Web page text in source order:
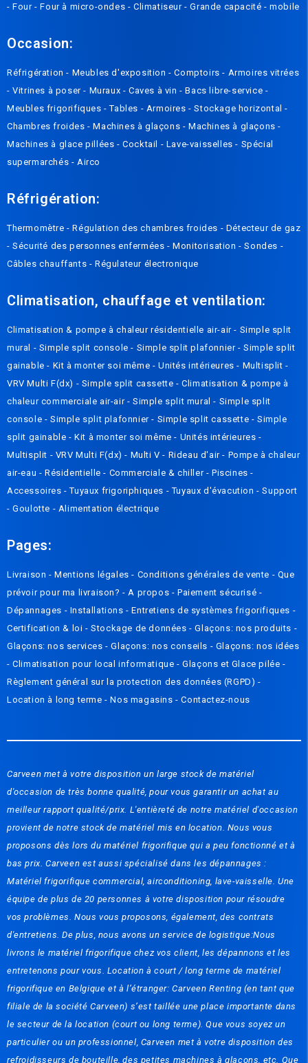
-Four-Four à micro-ondes -Climatiseur-Grande capacité-mobile
Occasion:
Réfrigération- Meubles d'exposition-Comptoirs- Armoires vitrées
-Vitrines à poser- Muraux -Caves à vin-Bacs libre-service -
Meubles frigorifiques-Tables - Armoires-Stockage horizontal-
Chambres froides-Machines à glaçons -Machines à glaçons-
Machines à glace pillées-Cocktail - Lave-vaisselles- Spécial
supermarchés - Airco
Réfrigération:
Thermomètre-Régulation des chambres froides - Détecteur de gaz
-Sécurité des personnes enfermées-Monitorisation-Sondes -
Câbles chauffants -Régulateur électronique
Climatisation, chauffage et ventilation:
Climatisation & pompe à chaleur résidentielle air-air- Simple split
mural - Simple split console- Simple split plafonnier-Simple split
gainable- Kit à monter soi même -Unités intérieures- Multisplit-
VRV Multi F(dx) - Simple split cassette-Climatisation & pompe à
chaleur commerciale air-air -Simple split mural- Simple split
console -Simple split plafonnier- Simple split cassette -Simple
split gainable -Kit à monter soi même- Unités intérieures-
Multisplit - VRV Multi F(dx)- Multi V- Rideau d'air- Pompe à chaleur
air-eau -Résidentielle- Commerciale & chiller -Piscines-
Accessoires-Tuyaux frigoriphiques -Tuyaux d'évacution-Support
-Goulotte - Alimentation électrique
Pages:
Livraison -Mentions légales- Conditions générales de vente - Que
prévoir pour ma livraison? - A propos -Paiement sécurisé -
Dépannages - Installations-Entretiens de systèmes frigorifiques -
Certification & loi -Stockage de données-Glaçons: nos produits -
Glaçons: nos services-Glaçons: nos conseils - Glaçons: nos idées
-Climatisation pour local informatique-Glaçons et Glace pilée-
Règlement général sur la protection des données (RGPD)-
Location à long terme -Nos magasins-Contactez-nous
Carveen met à votre disposition un large stock de matériel
d'occasion de très bonne qualité, pour vous garantir un achat au
meilleur rapport qualité/prix. L'entièreté de notre matériel d'occasion
provient de notre stock de matériel mis en location. Nous vous
proposons dès lors du matériel frigorifique qui a peu fonctionné et à
bas prix. Carveen est aussi spécialisé dans les dépannages :
Matériel frigorifique commercial, airconditioning, lave-vaisselle. Une
équipe de plus de 20 personnes à votre disposition pour résoudre
vos problèmes. Nous vous proposons, également, des contrats
d'entretiens. De plus, nous avons un service de logistique:Nous
livrons le matériel frigorifique chez vos client, les dépannons et les
entretenons pour vous. Location à court / long terme de matériel
frigorifique en Belgique et à l’étranger: Carveen Renting (en tant que
filiale de la société Carveen) s’est taillée une place importante dans
le secteur de la location (court ou long terme). Que vous soyez un
particulier ou un professionnel, Carveen met à votre disposition des
refroidisseurs de bouteille, des petites machines à glaçons, etc. Que